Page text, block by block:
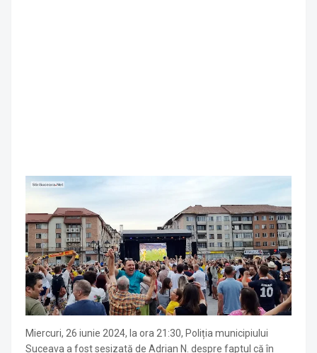
Miercuri, 26 iunie 2024, la ora 21:30, Poliția municipiului
Suceava a fost sesizată de Adrian N. despre faptul că în